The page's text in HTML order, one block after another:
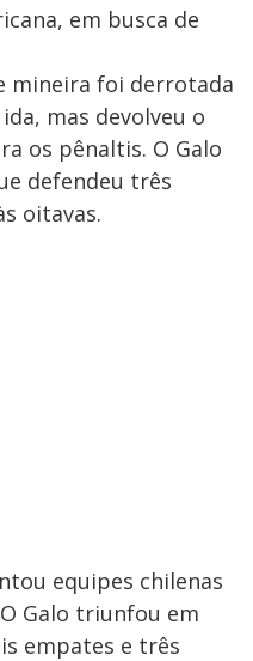
em busca de
mineira foi derrotada
mas devolveu o
os pênaltis. O Galo
defendeu três
oitavas.
equipes chilenas
Galo triunfou em
empates e três